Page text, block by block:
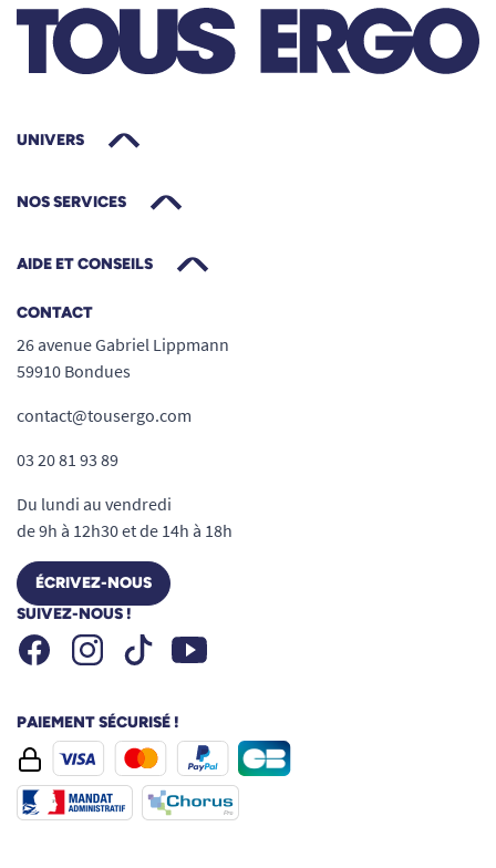
UNIVERS
NOS SERVICES
AIDE ET CONSEILS
CONTACT
26 avenue Gabriel Lippmann
59910 Bondues
contact@tousergo.com
03 20 81 93 89
Du lundi au vendredi
de 9h à 12h30 et de 14h à 18h
ÉCRIVEZ-NOUS
SUIVEZ-NOUS !
FacebookInstagramTiktok Youtube
PAIEMENT SÉCURISÉ !